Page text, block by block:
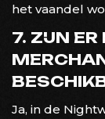
het vaandel
7. ZIJN
Ja, in de